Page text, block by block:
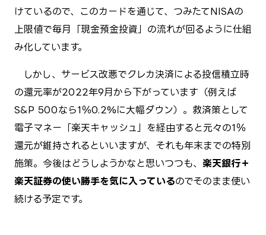
けているので、このカードを通じて、つみたてNISAの
上限値で毎月「現金預金→投資」の流れが回るように仕組
み化しています。
しかし、サービス改悪でクレカ決済による投信積立時
の還元率が2022年9月から下がっています（例えば
S&P 500なら1％→0.2%に大幅ダウン）。救済策として
電子マネー「楽天キャッシュ」を経由すると元々の1％
還元が維持されるといいますが、それも年末までの特別
施策。今後はどうしようかなと思いつつも、 楽天銀行＋
楽天証券の使い勝手を気に入っているのでそのまま使い
続ける予定です。